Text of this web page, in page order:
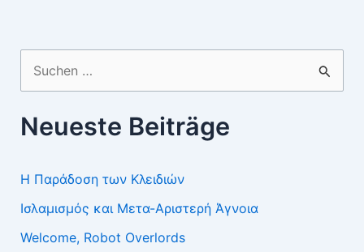
Suchen
nach:
Neueste Beiträge
Η Παράδοση των Κλειδιών
Ισλαμισμός και Μετα-Αριστερή Άγνοια
Welcome, Robot Overlords